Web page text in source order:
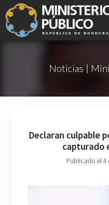
Noticias |
Declaran culpable
capturado
Publicado el 4